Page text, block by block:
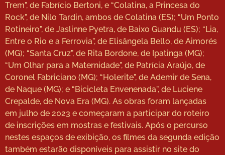
Trem”, de Fabrício Bertoni, e “Colatina, a Princesa do
Rock”, de Nilo Tardin, ambos de Colatina (ES); “Um Ponto
Rotineiro”, de Jaslinne Pyetra, de Baixo Guandu (ES); “Lia,
Entre o Rio e a Ferrovia”, de Elisângela Bello, de Aimorés
(MG); “Santa Cruz”, de Rita Bordone, de Ipatinga (MG);
“Um Olhar para a Maternidade”, de Patrícia Araújo, de
Coronel Fabriciano (MG); “Holerite”, de Ademir de Sena,
de Naque (MG); e “Bicicleta Envenenada”, de Luciene
Crepalde, de Nova Era (MG). As obras foram lançadas
em julho de 2023 e começaram a participar do roteiro
de inscrições em mostras e festivais. Após o percurso
nestes espaços de exibição, os filmes da segunda edição
também estarão disponíveis para assistir no site do